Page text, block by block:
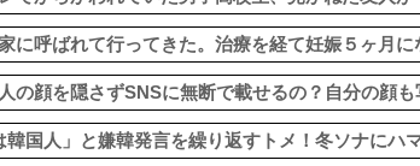
に呼ばれて行ってきた。治療を経て妊娠５ヶ月
の顔を隠さずSNSに無断で載せるの？自分の顔
韓国人」と嫌韓発言を繰り返すトメ！冬ソナにハ